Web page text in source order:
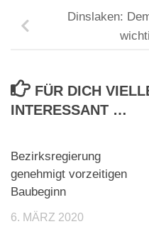
Dinslaken:
FÜR DICH
INTERESSANT …
Bezirksregierung
genehmigt vorzeitigen
Baubeginn
6. MÄRZ 2020